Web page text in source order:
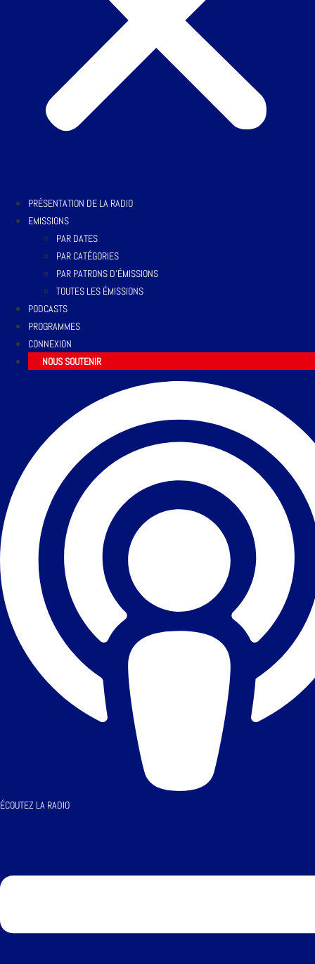
PRÉSENTATION DE LA RADIO
EMISSIONS
PAR DATES
PAR CATÉGORIES
PAR PATRONS D’ÉMISSIONS
TOUTES LES ÉMISSIONS
PODCASTS
PROGRAMMES
CONNEXION
NOUS SOUTENIR
ÉCOUTEZ LA RADIO